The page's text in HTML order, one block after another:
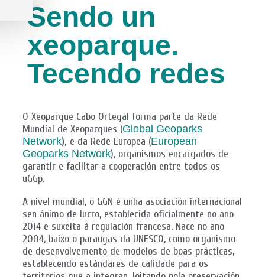
Sendo un
xeoparque.
Tecendo redes
O Xeoparque Cabo Ortegal forma parte da Rede
Mundial de Xeoparques (Global Geoparks
Network), e da Rede Europea (European
Geoparks Network), organismos encargados de
garantir e facilitar a cooperación entre todos os
uGGp.
A nivel mundial, o GGN é unha asociación internacional
sen ánimo de lucro, establecida oficialmente no ano
2014 e suxeita á regulación francesa. Nace no ano
2004, baixo o paraugas da UNESCO, como organismo
de desenvolvemento de modelos de boas prácticas,
establecendo estándares de calidade para os